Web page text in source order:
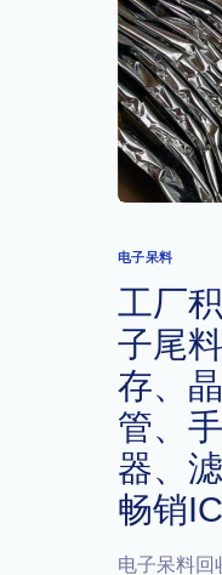
电子呆料
工厂
子尾
存、
管、
器、
畅销
电子呆料回